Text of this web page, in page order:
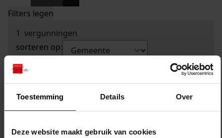
Toestemming Details Over
Deze website maakt gebruik van cookies
Filters legen
1 vergunningen
sorteren op: